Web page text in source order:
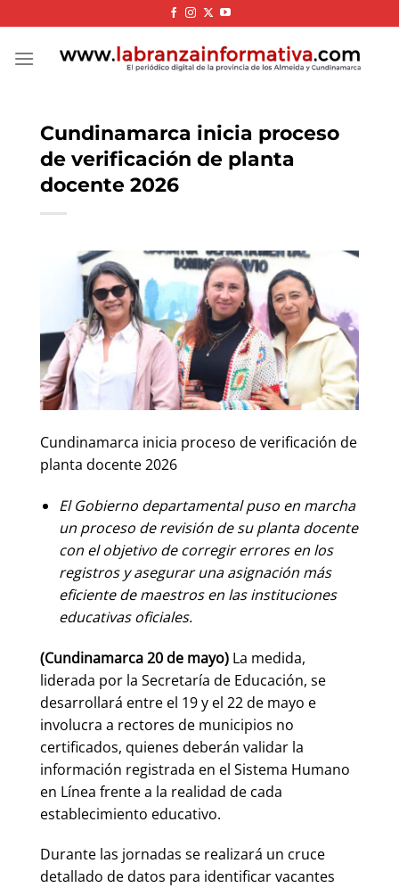
to
content
Cundinamarca inicia proceso
de verificación de planta
docente 2026
Cundinamarca inicia proceso de verificación de
planta docente 2026
El Gobierno departamental puso en marcha
un proceso de revisión de su planta docente
con el objetivo de corregir errores en los
registros y asegurar una asignación más
eficiente de maestros en las instituciones
educativas oficiales.
(Cundinamarca 20 de mayo) La medida,
liderada por la Secretaría de Educación, se
desarrollará entre el 19 y el 22 de mayo e
involucra a rectores de municipios no
certificados, quienes deberán validar la
información registrada en el Sistema Humano
en Línea frente a la realidad de cada
establecimiento educativo.
Durante las jornadas se realizará un cruce
detallado de datos para identificar vacantes